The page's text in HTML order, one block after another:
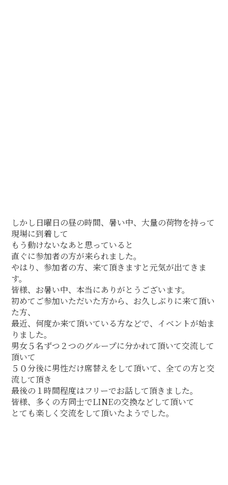
しかし日曜日の昼の時間、暑い中、大量の荷物を持って
現場に到着して
もう動けないなあと思っていると
直ぐに参加者の方が来られました。
やはり、参加者の方、来て頂きますと元気が出てきま
す。
皆様、お暑い中、本当にありがとうございます。
初めてご参加いただいた方から、お久しぶりに来て頂い
た方、
最近、何度か来て頂いている方などで、イベントが始ま
りました。
男女５名ずつ２つのグループに分かれて頂いて交流して
頂いて
５０分後に男性だけ席替えをして頂いて、全ての方と交
流して頂き
最後の１時間程度はフリーでお話して頂きました。
皆様、多くの方同士でLINEの交換などして頂いて
とても楽しく交流をして頂いたようでした。